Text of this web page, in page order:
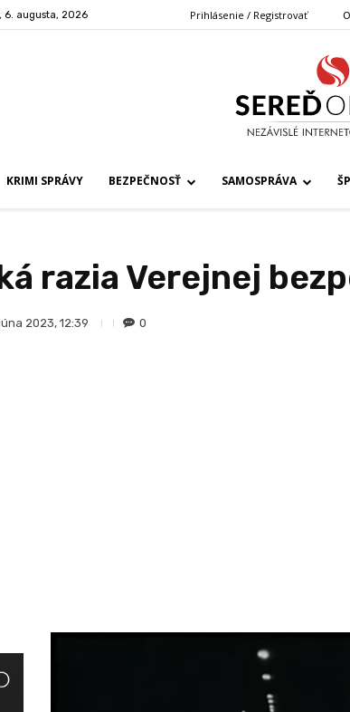
6. augusta, 2026 Prihlásenie / Registrovať
KRIMI SPRÁVY BEZPEČNOSŤ SAMOSPRÁVA
razia Verejnej
2023, 12:39 0